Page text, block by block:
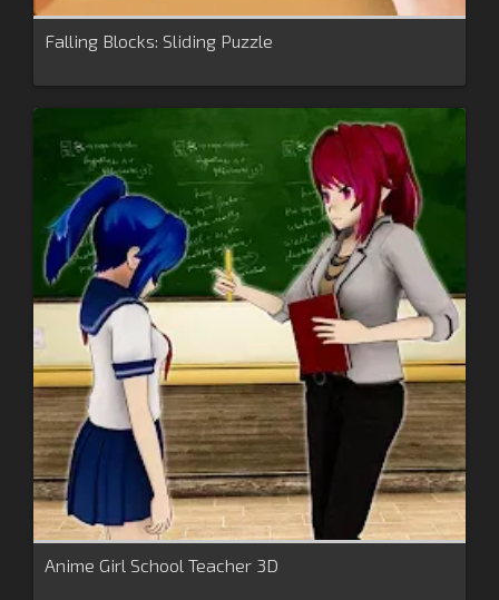
Falling Blocks: Sliding Puzzle
Anime Girl School Teacher 3D